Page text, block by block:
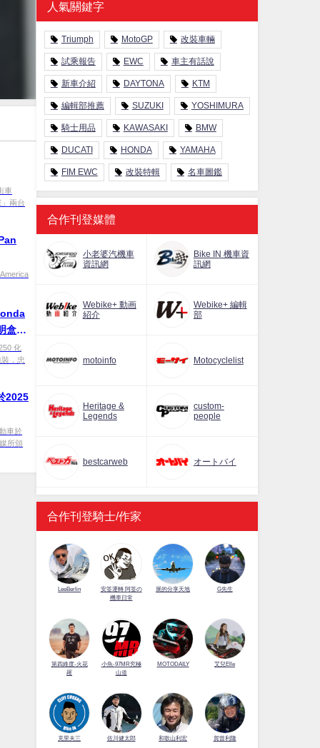
車
兩台
盒裝
化
，忠
2025
車於
所頒
人氣關鍵字
Triumph MotoGP 改裝車輛
試乘報告 EWC 車主有話說
新車介紹 DAYTONA KTM
編輯部推薦 SUZUKI YOSHIMURA
騎士用品 KAWASAKI BMW
DUCATI HONDA YAMAHA
FIM EWC 改裝特輯 名車圖鑑
合作刊登媒體
小老婆汽機車
資訊網
Bike IN 機車資
訊網
Webike+ 動画
紹介
Webike+ 編輯
部
motoinfo Motocyclelist
Heritage &
Legends
custom-
people
bestcarweb オートバイ
合作刊登騎士/作家
LeeBerlin
安筌運轉 阿筌の
機車日常
展的分享天地 G先生
第四維度-火花
羅
小魚-97MR究極
山道
MOTODAILY 艾兒Elle
克里夫三 佐川健太郎 和歌山利宏 賀曾利隆